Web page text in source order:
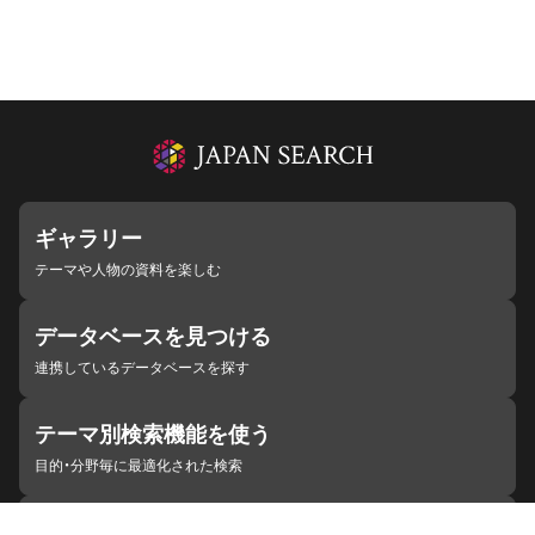
ギャラリー
テーマや人物の資料を楽しむ
データベースを見つける
連携しているデータベースを探す
テーマ別検索機能を使う
目的・分野毎に最適化された検索